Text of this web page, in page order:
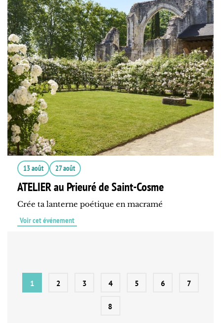
13 août 27 août
ATELIER au Prieuré de Saint-Cosme
Crée ta lanterne poétique en macramé
Voir cet événement
1 2 3 4 5 6 7
8